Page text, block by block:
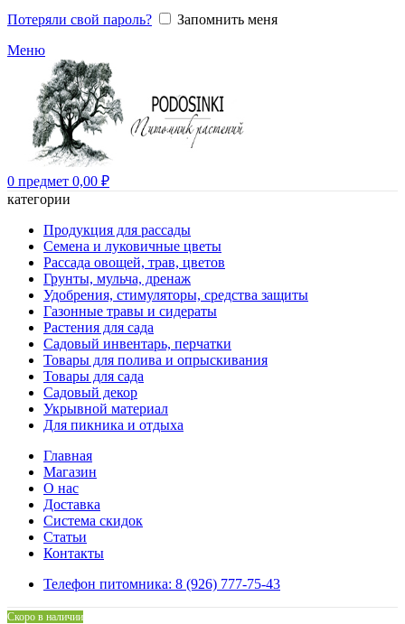
Потеряли свой пароль?
Запомнить меня
Меню
0 предмет 0,00 ₽
категории
Продукция для рассады
Семена и луковичные цветы
Рассада овощей, трав, цветов
Грунты, мульча, дренаж
Удобрения, стимуляторы, средства защиты
Газонные травы и сидераты
Растения для сада
Садовый инвентарь, перчатки
Товары для полива и опрыскивания
Товары для сада
Садовый декор
Укрывной материал
Для пикника и отдыха
Главная
Магазин
О нас
Доставка
Система скидок
Статьи
Контакты
Телефон питомника: 8 (926) 777-75-43
Скоро в наличии